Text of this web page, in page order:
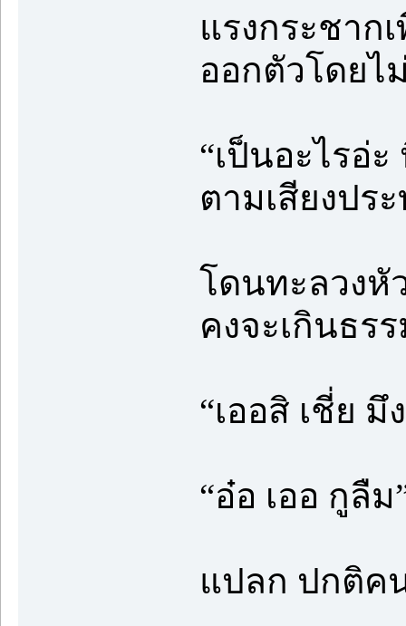
แรงกระชาก
ออกตัวโดยไ
“เป็นอะไรอ่
ตามเสียงปร
โดนทะลวงหั
คงจะเกินธร
“เออสิ เชี่ย
“อ๋อ เออ กูลื
แปลก ปกติค